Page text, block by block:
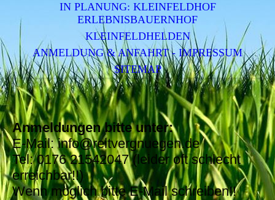
IN PLANUNG: KLEINFELDHOF
ERLEBNISBAUERNHOF
KLEINFELDHELDEN
ANMELDUNG & ANFAHRT - IMPRESSUM
SITEMAP
Anmeldungen bitte unter:
E-Mail: info@reitvergnuegen.de
Tel: 0176 21542047 (leider oft schlecht
erreichbar!!)
Wenn möglich bitte E-Mail schreiben!!